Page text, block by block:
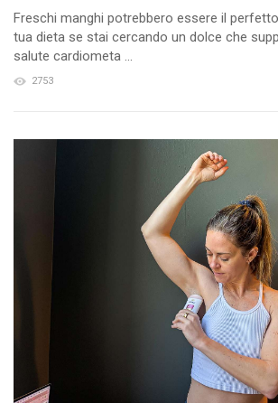
Freschi manghi potrebbero essere il
tua dieta se stai cercando un dolce che
salute cardiometa ...
2753